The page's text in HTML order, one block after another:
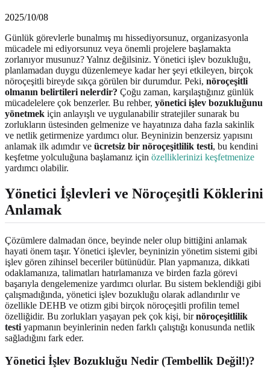
2025/10/08
Günlük görevlerle bunalmış mı hissediyorsunuz, organizasyonla
mücadele mi ediyorsunuz veya önemli projelere başlamakta
zorlanıyor musunuz? Yalnız değilsiniz. Yönetici işlev bozukluğu,
planlamadan duygu düzenlemeye kadar her şeyi etkileyen, birçok
nöroçeşitli bireyde sıkça görülen bir durumdur. Peki, nöroçeşitli
olmanın belirtileri nelerdir? Çoğu zaman, karşılaştığınız günlük
mücadelelere çok benzerler. Bu rehber, yönetici işlev bozukluğunu
yönetmek için anlayışlı ve uygulanabilir stratejiler sunarak bu
zorlukların üstesinden gelmenize ve hayatınıza daha fazla sakinlik
ve netlik getirmenize yardımcı olur. Beyninizin benzersiz yapısını
anlamak ilk adımdır ve ücretsiz bir nöroçeşitlilik testi, bu kendini
keşfetme yolculuğuna başlamanız için özelliklerinizi keşfetmenize
yardımcı olabilir.
Yönetici İşlevleri ve Nöroçeşitli Köklerini
Anlamak
Çözümlere dalmadan önce, beyinde neler olup bittiğini anlamak
hayati önem taşır. Yönetici işlevler, beyninizin yönetim sistemi gibi
işlev gören zihinsel beceriler bütünüdür. Plan yapmanıza, dikkati
odaklamanıza, talimatları hatırlamanıza ve birden fazla görevi
başarıyla dengelemenize yardımcı olurlar. Bu sistem beklendiği gibi
çalışmadığında, yönetici işlev bozukluğu olarak adlandırılır ve
özellikle DEHB ve otizm gibi birçok nöroçeşitli profilin temel
özelliğidir. Bu zorlukları yaşayan pek çok kişi, birnöroçeşitlilik
testi yapmanın beyinlerinin neden farklı çalıştığı konusunda netlik
sağladığını fark eder.
Yönetici İşlev Bozukluğu Nedir (Tembellik Değil!)?